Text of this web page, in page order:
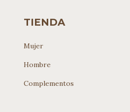
TIENDA
Mujer
Hombre
Complementos